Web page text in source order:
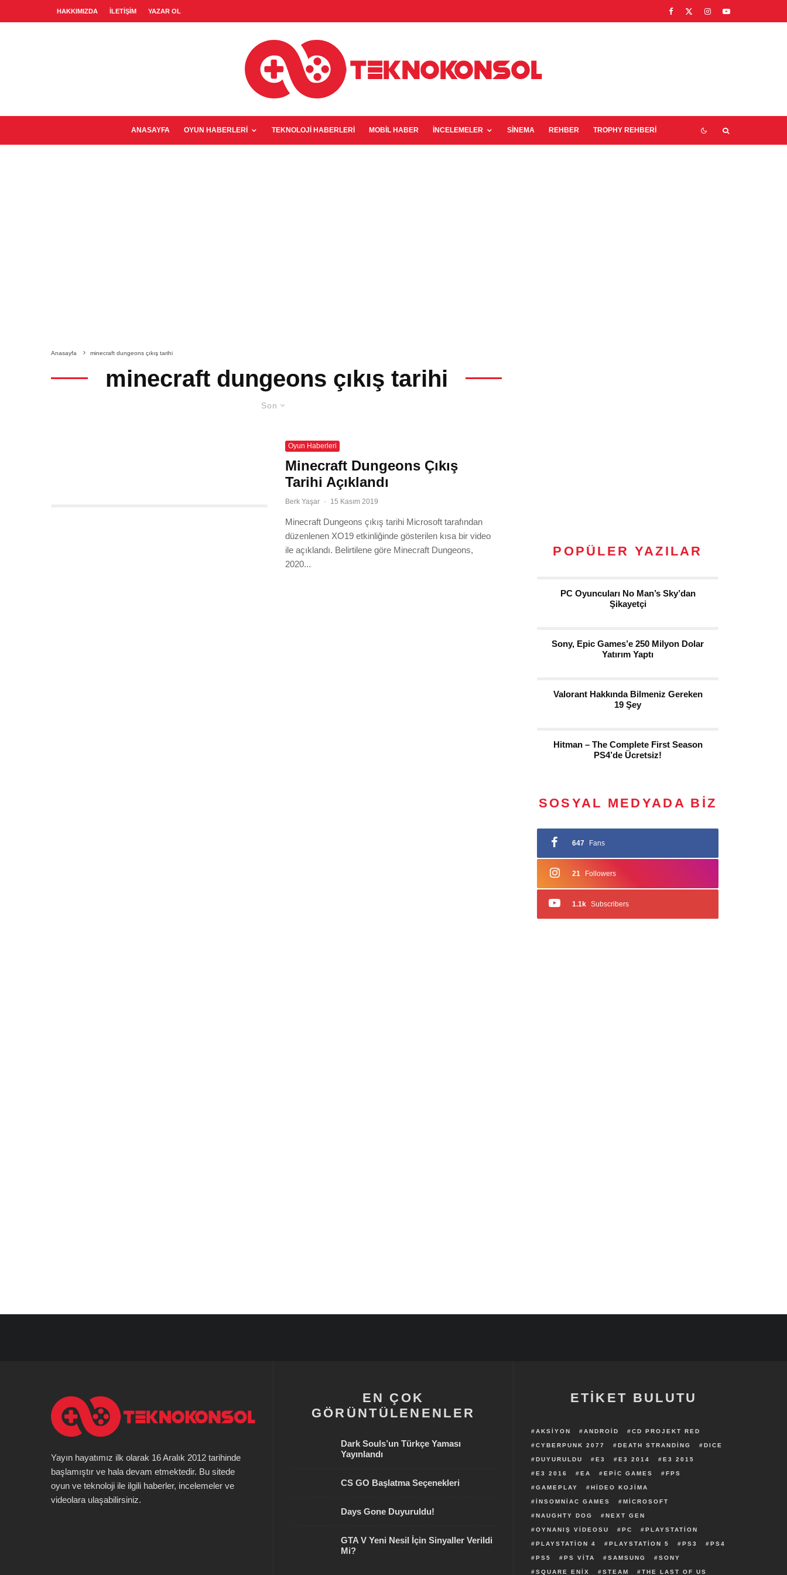
HAKKIMIZDA İLETIŞIM YAZAR OL
ANASAYFA OYUN HABERLERI TEKNOLOJI HABERLERI MOBIL HABER İNCELEMELER SINEMA REHBER TROPHY REHBERI
Anasayfa minecraft dungeons çıkış tarihi
minecraft dungeons çıkış tarihi
Son
Oyun Haberleri
Minecraft Dungeons Çıkış
Tarihi Açıklandı
Berk Yaşar · 15 Kasım 2019
Minecraft Dungeons çıkış tarihi Microsoft tarafından
düzenlenen XO19 etkinliğinde gösterilen kısa bir video
ile açıklandı. Belirtilene göre Minecraft Dungeons,
2020...
POPÜLER YAZILAR
PC Oyuncuları No Man’s Sky’dan
Şikayetçi
Sony, Epic Games’e 250 Milyon Dolar
Yatırım Yaptı
Valorant Hakkında Bilmeniz Gereken
19 Şey
Hitman – The Complete First Season
PS4’de Ücretsiz!
SOSYAL MEDYADA BIZ
647 Fans
21 Followers
1.1k Subscribers
Yayın hayatımız ilk olarak 16 Aralık 2012 tarihinde
başlamıştır ve hala devam etmektedir. Bu sitede
oyun ve teknoloji ile ilgili haberler, incelemeler ve
videolara ulaşabilirsiniz.
EN ÇOK
GÖRÜNTÜLENENLER
Dark Souls’un Türkçe Yaması
Yayınlandı
CS GO Başlatma Seçenekleri
Days Gone Duyuruldu!
GTA V Yeni Nesil İçin Sinyaller Verildi
Mi?
ETİKET BULUTU
AKSIYON ANDROID CD PROJEKT RED
CYBERPUNK 2077 DEATH STRANDING DICE
DUYURULDU E3 E3 2014 E3 2015
E3 2016 EA EPIC GAMES FPS
GAMEPLAY HIDEO KOJIMA
INSOMNIAC GAMES MICROSOFT
NAUGHTY DOG NEXT GEN
OYNANIŞ VIDEOSU PC PLAYSTATION
PLAYSTATION 4 PLAYSTATION 5 PS3 PS4
PS5 PS VITA SAMSUNG SONY
SQUARE ENIX STEAM THE LAST OF US